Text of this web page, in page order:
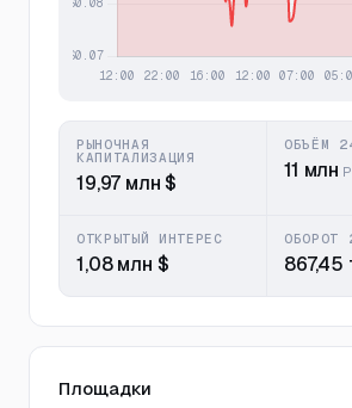
РЫНОЧНАЯ
КАПИТАЛИЗАЦИЯ
19,97 млн $
ОБЪЁМ
11 млн
ОТКРЫТЫЙ ИНТЕРЕС
1,08 млн $
ОБОРОТ
867,45
Площадки